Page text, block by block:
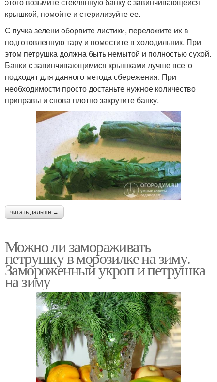
этого возьмите стеклянную банку с завинчивающейся
крышкой, помойте и стерилизуйте ее.
С пучка зелени оборвите листики, переложите их в
подготовленную тару и поместите в холодильник. При
этом петрушка должна быть немытой и полностью сухой.
Банки с завинчивающимися крышками лучше всего
подходят для данного метода сбережения. При
необходимости просто достаньте нужное количество
приправы и снова плотно закрутите банку.
читать дальше →
Можно ли замораживать
петрушку в морозилке на зиму.
Замороженный укроп и петрушка
на зиму